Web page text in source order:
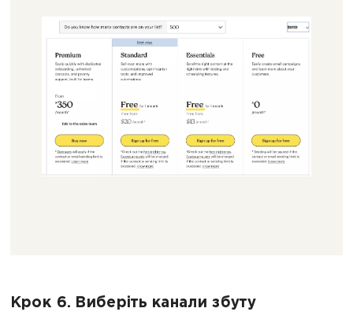
Крок 6. Виберіть канали збуту